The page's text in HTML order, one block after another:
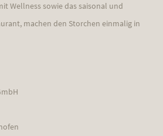
Wellness sowie das saisonal und
machen den Storchen einmalig in